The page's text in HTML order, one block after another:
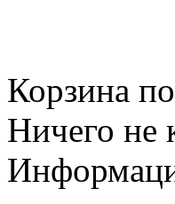
Корзина
Ничего не